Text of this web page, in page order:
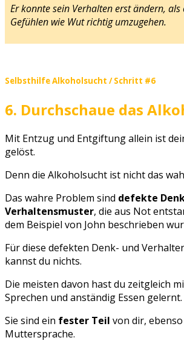
Er konnte sein Verhalten erst ändern,
Gefühlen wie Wut richtig umzugehen.
Selbsthilfe Alkoholsucht / Schritt #6
6. Durchschaue das
Mit Entzug und Entgiftung allein ist
gelöst.
Denn die Alkoholsucht ist nicht das
Das wahre Problem sind defekte
Verhaltensmuster, die aus Not
dem Beispiel von John beschrieben
Für diese defekten Denk- und
kannst du nichts.
Die meisten davon hast du zeitgleich
Sprechen und anständig Essen gelernt.
Sie sind ein fester Teil von dir,
Muttersprache.